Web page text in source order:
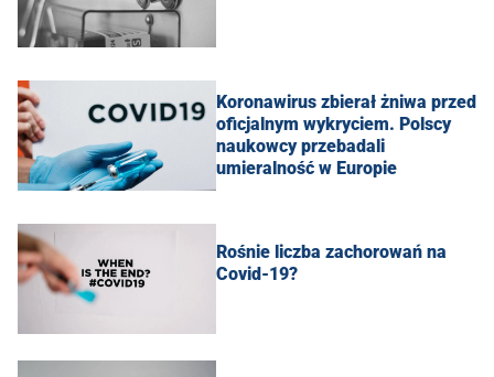
Koronawirus zbierał żniwa przed
oficjalnym wykryciem. Polscy
naukowcy przebadali
umieralność w Europie
Rośnie liczba zachorowań na
Covid-19?